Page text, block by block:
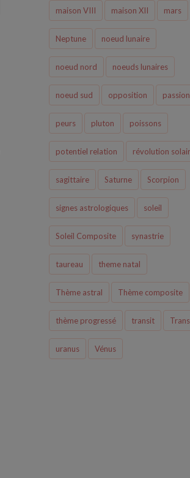
maison VIII maison XII mars
Neptune noeud lunaire
noeud nord noeuds lunaires
noeud sud opposition passion
peurs pluton poissons
potentiel relation révolution
sagittaire Saturne Scorpion
signes astrologiques soleil
Soleil Composite synastrie
taureau theme natal
Thème astral Thème composite
thème progressé transit
uranus Vénus